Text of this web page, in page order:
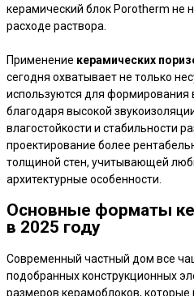
керамический блок Porotherm не
расходе раствора.
Применение керамических
сегодня охватывает не только
используются для формирования
благодаря высокой
влагостойкости и стабильности
проектирование более
толщиной стен, учитывающей
архитектурные особенности.
Основные форматы
в 2025 году
Современный частный дом все
подобранных конструкционных
размеров керамоблоков,